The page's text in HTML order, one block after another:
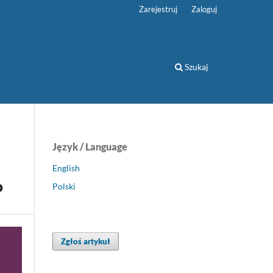
Szukaj
Zarejestruj Zaloguj
Język / Language
English
Polski
Zgłoś artykuł